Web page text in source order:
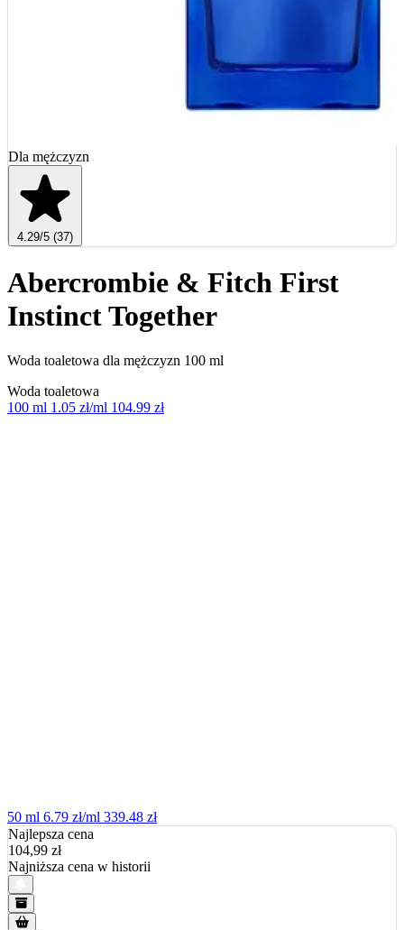
Dla mężczyzn
4.29/5 (37)
Abercrombie & Fitch First
Instinct Together
Woda toaletowa dla mężczyzn 100 ml
Woda toaletowa
100 ml 1.05 zł/ml 104.99 zł
50 ml 6.79 zł/ml 339.48 zł
Najlepsza cena
104,99 zł
Najniższa cena w historii